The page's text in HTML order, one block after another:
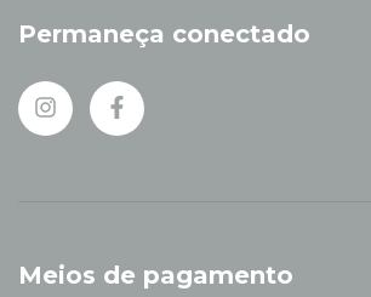
Permaneça conectado
Meios de pagamento